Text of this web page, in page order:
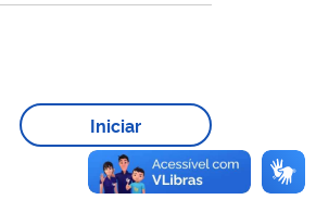
Iniciar